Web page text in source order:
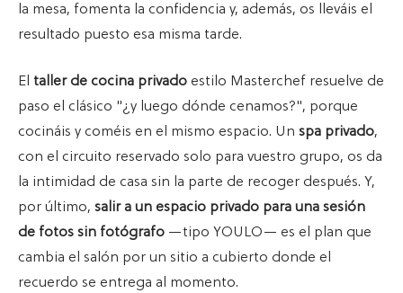
la mesa, fomenta la confidencia y, además, os lleváis el
resultado puesto esa misma tarde.
El taller de cocina privado estilo Masterchef resuelve de
paso el clásico "¿y luego dónde cenamos?", porque
cocináis y coméis en el mismo espacio. Un spa privado,
con el circuito reservado solo para vuestro grupo, os da
la intimidad de casa sin la parte de recoger después. Y,
por último, salir a un espacio privado para una sesión
de fotos sin fotógrafo —tipo YOULO— es el plan que
cambia el salón por un sitio a cubierto donde el
recuerdo se entrega al momento.